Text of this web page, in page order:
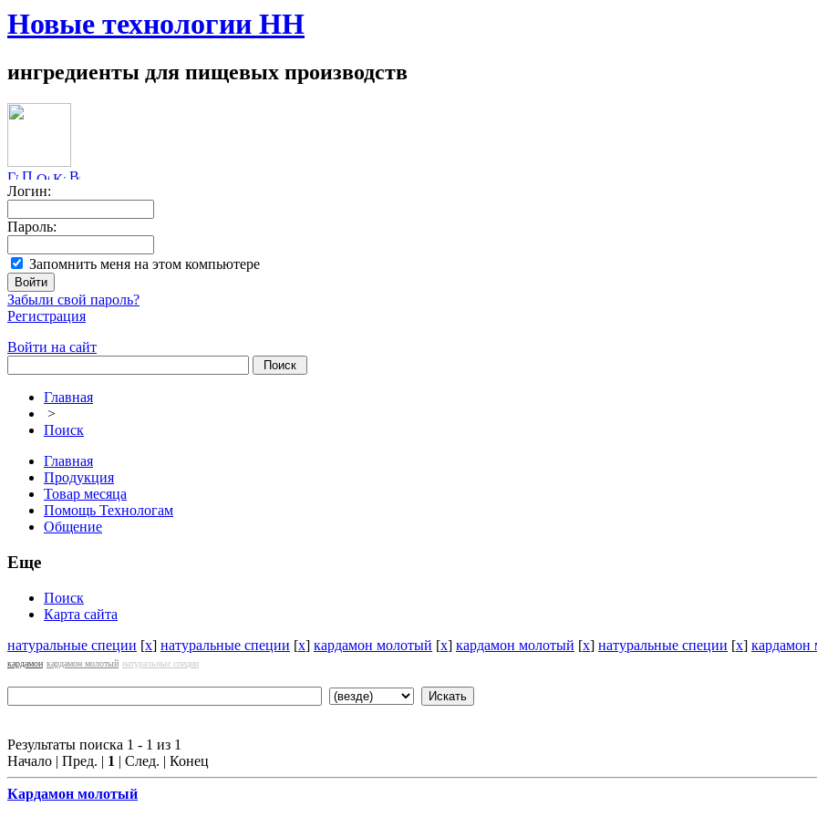
Новые технологии НН
ингредиенты для пищевых производств
Логин:
Пароль:
Запомнить меня на этом компьютере
Забыли свой пароль?
Регистрация
Войти на сайт
Главная
>
Поиск
Главная
Продукция
Товар месяца
Помощь Технологам
Общение
Еще
Поиск
Карта сайта
натуральные специи [x] натуральные специи [x] кардамон молотый [x] кардамон молотый [x] натуральные специи [x] кардамон
кардамон кардамон молотый натуральные специи
Результаты поиска 1 - 1 из 1
Начало | Пред. | 1 | След. | Конец
Кардамон молотый